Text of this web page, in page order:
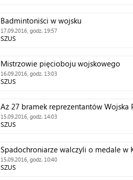
Badmintoniści w wojsku
17.09.2016, godz. 19:57
SZUS
Mistrzowie pięcioboju wojskowego
16.09.2016, godz. 13:03
SZUS
Aż 27 bramek reprezentantów Wojska
15.09.2016, godz. 14:03
SZUS
Spadochroniarze walczyli o medale w
15.09.2016, godz. 10:40
SZUS